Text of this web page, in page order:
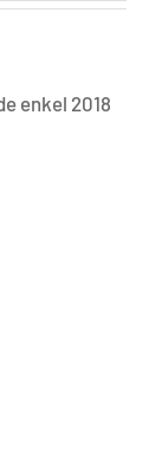
enkel 2018